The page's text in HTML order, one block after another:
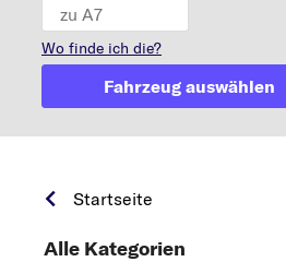
Wo finde ich die?
Fahrzeug auswählen
Startseite
Alle Kategorien